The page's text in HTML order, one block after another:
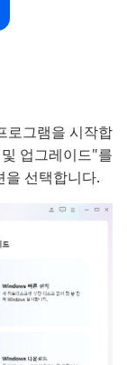
그램을 시작합
업그레이드"를
선택합니다.